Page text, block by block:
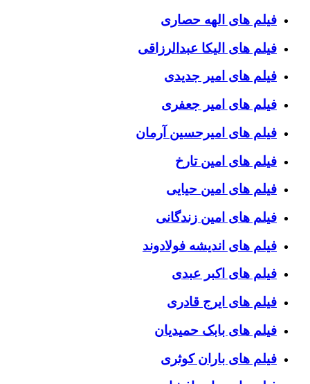
فیلم های الهه حصاری
فیلم های الیکا عبدالرزاقی
فیلم های امیر جدیدی
فیلم های امیر جعفری
فیلم های امیرحسین آرمان
فیلم های امین تارخ
فیلم های امین حیایی
فیلم های امین زندگانی
فیلم های اندیشه فولادوند
فیلم های اکبر عبدی
فیلم های ایرج قادری
فیلم های بابک حمیدیان
فیلم های باران کوثری